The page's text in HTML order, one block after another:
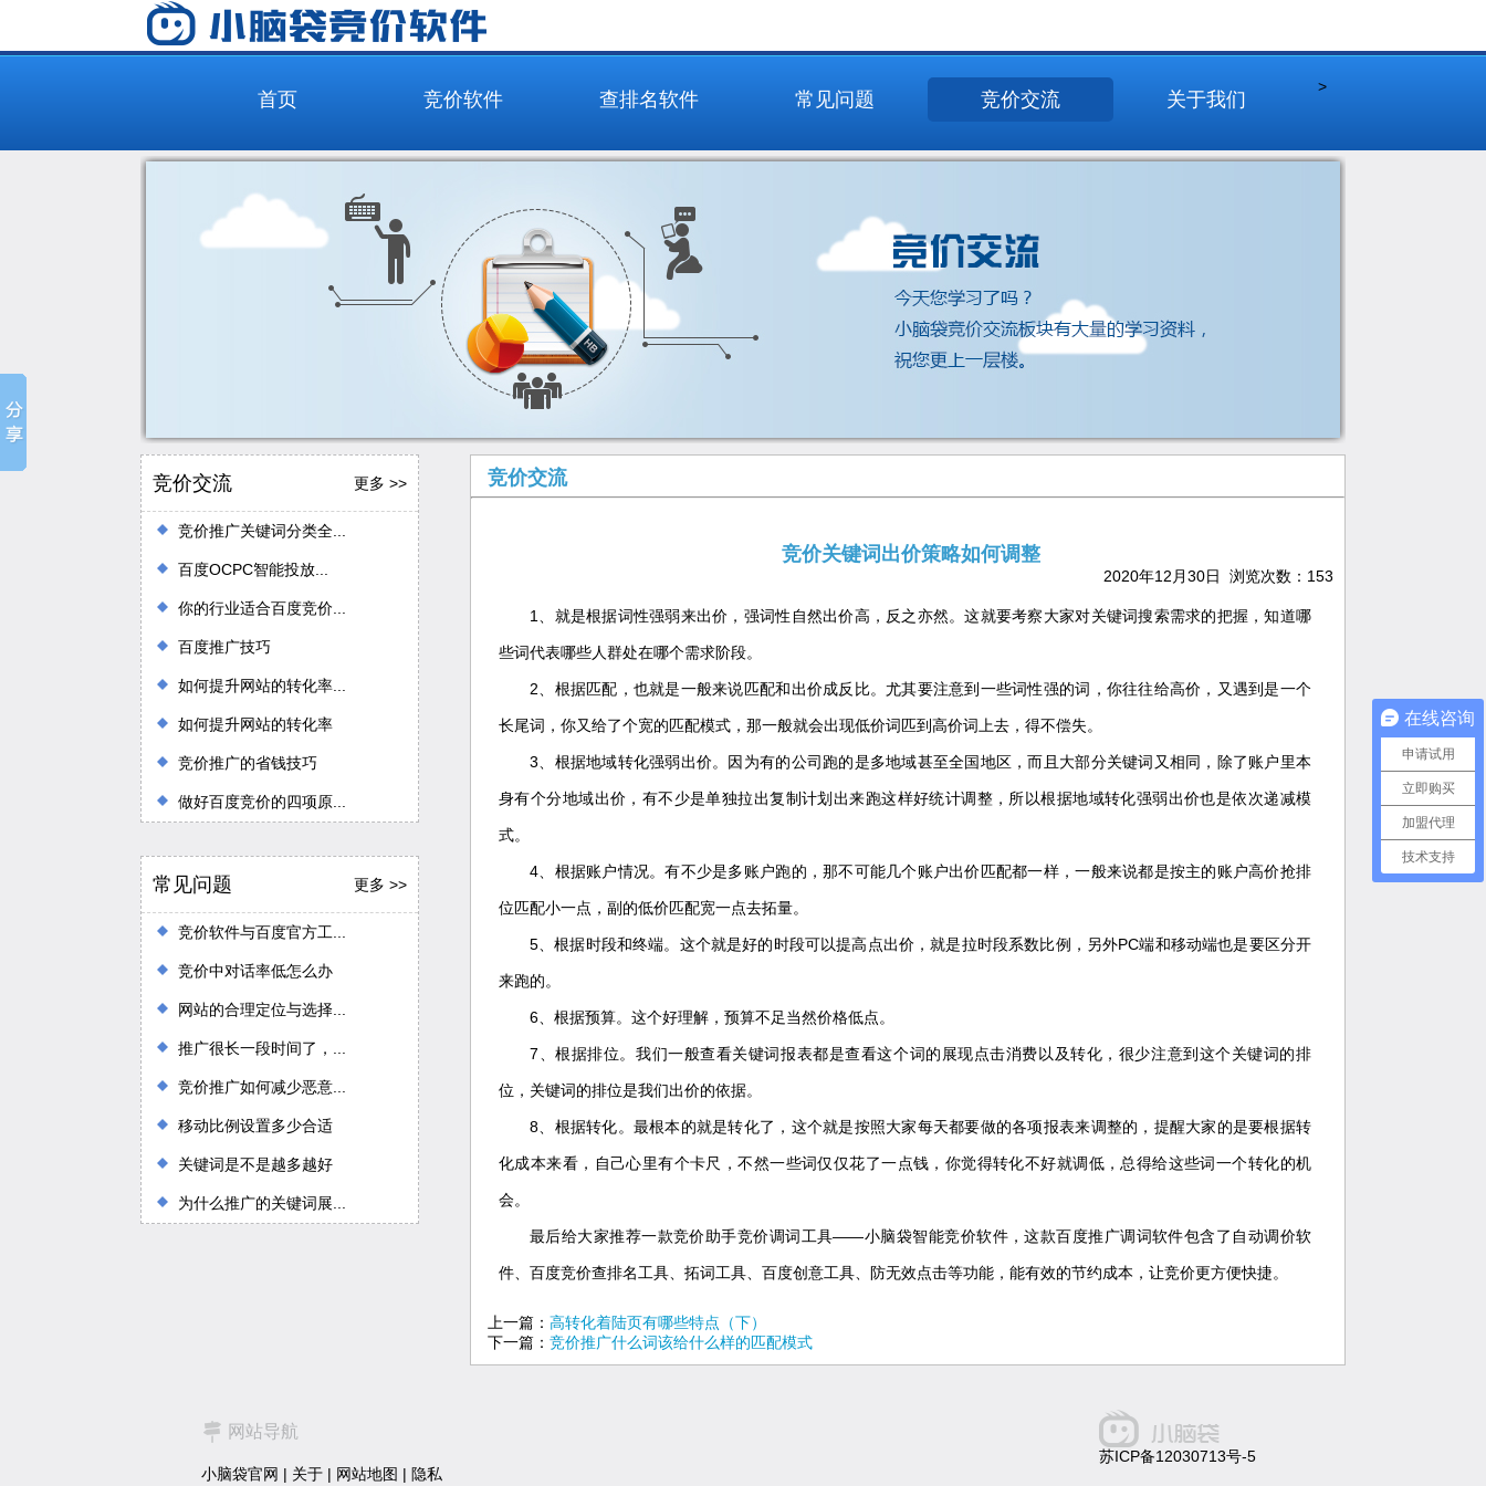
首页 竞价软件 查排名软件
>
常见问题 竞价交流 关于我们
竞价交流 更多 >>
竞价推广关键词分类全...
百度OCPC智能投放...
你的行业适合百度竞价...
百度推广技巧
如何提升网站的转化率...
如何提升网站的转化率
竞价推广的省钱技巧
做好百度竞价的四项原...
常见问题 更多 >>
竞价软件与百度官方工...
竞价中对话率低怎么办
网站的合理定位与选择...
推广很长一段时间了，...
竞价推广如何减少恶意...
移动比例设置多少合适
关键词是不是越多越好
为什么推广的关键词展...
竞价交流
竞价关键词出价策略如何调整
2020年12月30日 浏览次数： 153
1、就是根据词性强弱来出价，强词性自然出价高，反之亦然。这就要考察大家对关键词搜索需求的把握，知道哪
些词代表哪些人群处在哪个需求阶段。
2、根据匹配，也就是一般来说匹配和出价成反比。尤其要注意到一些词性强的词，你往往给高价，又遇到是一个
长尾词，你又给了个宽的匹配模式，那一般就会出现低价词匹到高价词上去，得不偿失。
3、根据地域转化强弱出价。因为有的公司跑的是多地域甚至全国地区，而且大部分关键词又相同，除了账户里本
身有个分地域出价，有不少是单独拉出复制计划出来跑这样好统计调整，所以根据地域转化强弱出价也是依次递减模
式。
4、根据账户情况。有不少是多账户跑的，那不可能几个账户出价匹配都一样，一般来说都是按主的账户高价抢排
位匹配小一点，副的低价匹配宽一点去拓量。
5、根据时段和终端。这个就是好的时段可以提高点出价，就是拉时段系数比例，另外PC端和移动端也是要区分开
来跑的。
6、根据预算。这个好理解，预算不足当然价格低点。
7、根据排位。我们一般查看关键词报表都是查看这个词的展现点击消费以及转化，很少注意到这个关键词的排
位，关键词的排位是我们出价的依据。
8、根据转化。最根本的就是转化了，这个就是按照大家每天都要做的各项报表来调整的，提醒大家的是要根据转
化成本来看，自己心里有个卡尺，不然一些词仅仅花了一点钱，你觉得转化不好就调低，总得给这些词一个转化的机
会。
最后给大家推荐一款竞价助手竞价调词工具——小脑袋智能竞价软件，这款百度推广调词软件包含了自动调价软
件、百度竞价查排名工具、拓词工具、百度创意工具、防无效点击等功能，能有效的节约成本，让竞价更方便快捷。
上一篇： 高转化着陆页有哪些特点（下）
下一篇： 竞价推广什么词该给什么样的匹配模式
网站导航
小脑袋官网 | 关于 | 网站地图 | 隐私
苏ICP备12030713号-5
在线咨询
申请试用
立即购买
加盟代理
技术支持